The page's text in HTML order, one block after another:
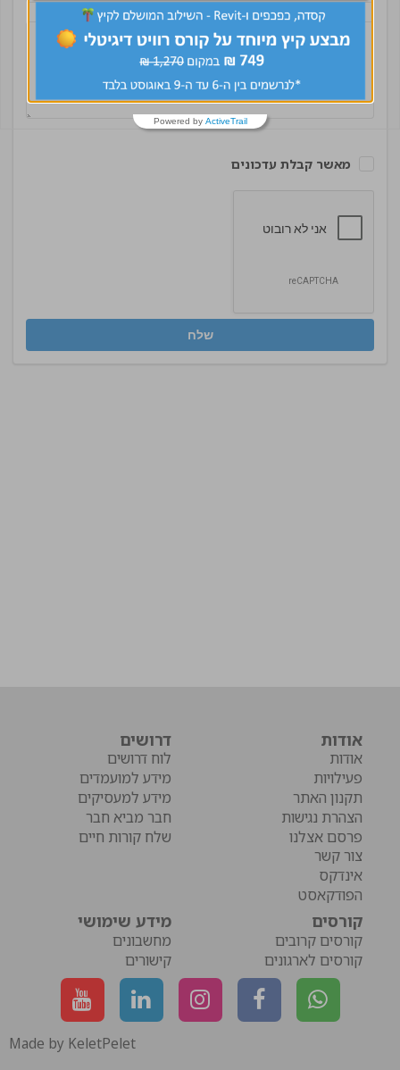
מאשר קבלת עדכונים
אודות
אודות
פעילויות
תקנון האתר
הצהרת נגישות
פרסם אצלנו
צור קשר
אינדקס
הפודקאסט
דרושים
לוח דרושים
מידע למועמדים
מידע למעסיקים
חבר מביא חבר
שלח קורות חיים
קורסים
קורסים קרובים
קורסים לארגונים
מידע שימושי
מחשבונים
קישורים
Made by KeletPelet
Powered by ActiveTrail